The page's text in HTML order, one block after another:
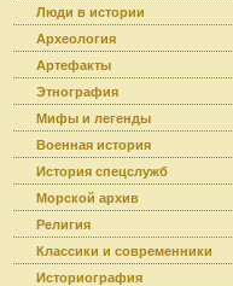
Люди в истории
Археология
Артефакты
Этнография
Мифы и легенды
Военная история
История спецслужб
Морской архив
Религия
Классики и современники
Историография